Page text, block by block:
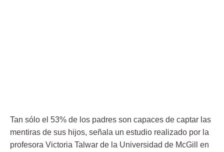
Tan sólo el 53% de los padres son capaces de captar las
mentiras de sus hijos, señala un estudio realizado por la
profesora Victoria Talwar de la Universidad de McGill en